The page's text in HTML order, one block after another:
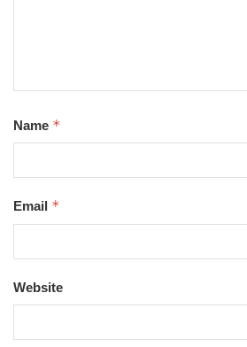
Name *
Email *
Website